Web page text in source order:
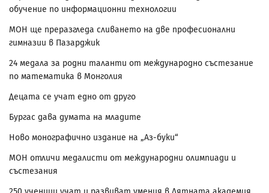
обучение по информационни технологии
МОН ще преразгледа сливането на две професионални
гимназии в Пазарджик
24 медала за родни таланти от международно състезание
по математика в Монголия
Децата се учат едно от друго
Бургас дава думата на младите
Ново монографично издание на „Аз-буки“
МОН отличи медалисти от международни олимпиади и
състезания